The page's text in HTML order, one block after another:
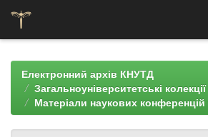
navigationЕлектронний архів КНУТД
Загальноуніверситетські колекції
Матеріали наукових конференцій